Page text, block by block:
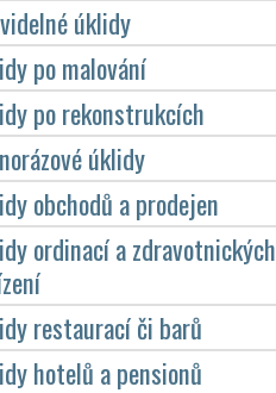
úklidy
po malování
po rekonstrukcích
úklidy
obchodů a prodejen
ordinací a zdravotnických
restaurací či barů
hotelů a pensionů